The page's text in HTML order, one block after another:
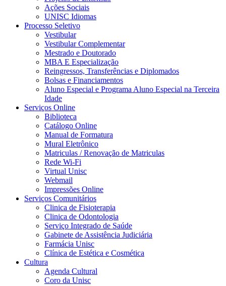
Ações Sociais
UNISC Idiomas
Processo Seletivo
Vestibular
Vestibular Complementar
Mestrado e Doutorado
MBA E Especialização
Reingressos, Transferências e Diplomados
Bolsas e Financiamentos
Aluno Especial e Programa Aluno Especial na Terceira
Idade
Serviços Online
Biblioteca
Catálogo Online
Manual de Formatura
Mural Eletrônico
Matriculas / Renovação de Matriculas
Rede Wi-Fi
Virtual Unisc
Webmail
Impressões Online
Serviços Comunitários
Clinica de Fisioterapia
Clinica de Odontologia
Serviço Integrado de Saúde
Gabinete de Assistência Judiciária
Farmácia Unisc
Clínica de Estética e Cosmética
Cultura
Agenda Cultural
Coro da Unisc